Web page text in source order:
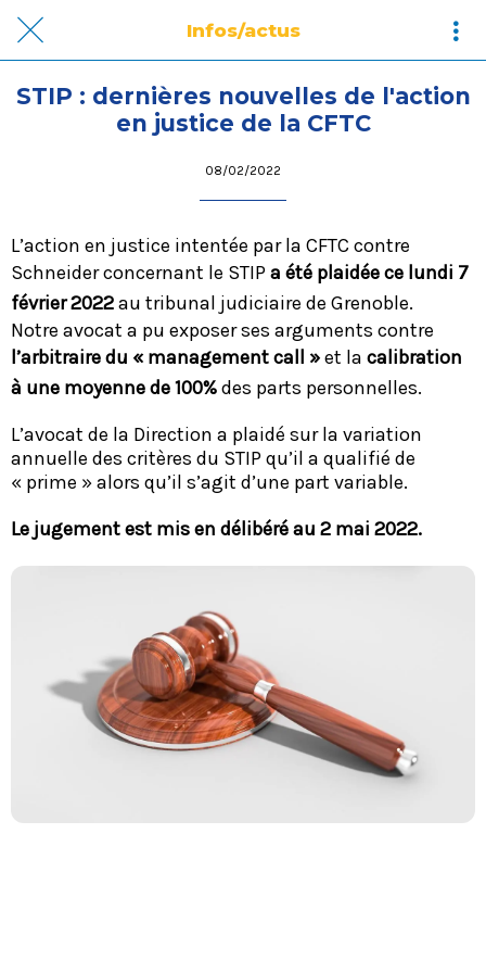
Infos/actus
STIP : dernières nouvelles de l'action
en justice de la CFTC
08/02/2022
L’action en justice intentée par la CFTC contre
Schneider concernant le STIP a été plaidée ce lundi 7
février 2022au tribunal judiciaire de Grenoble.
Notre avocat a pu exposer ses arguments contre
l’arbitraire du « management call »et la calibration
à une moyenne de 100%des parts personnelles.
L’avocat de la Direction a plaidé sur la variation
annuelle des critères du STIP qu’il a qualifié de
« prime » alors qu’il s’agit d’une part variable.
Le jugement est mis en délibéré au 2 mai 2022.